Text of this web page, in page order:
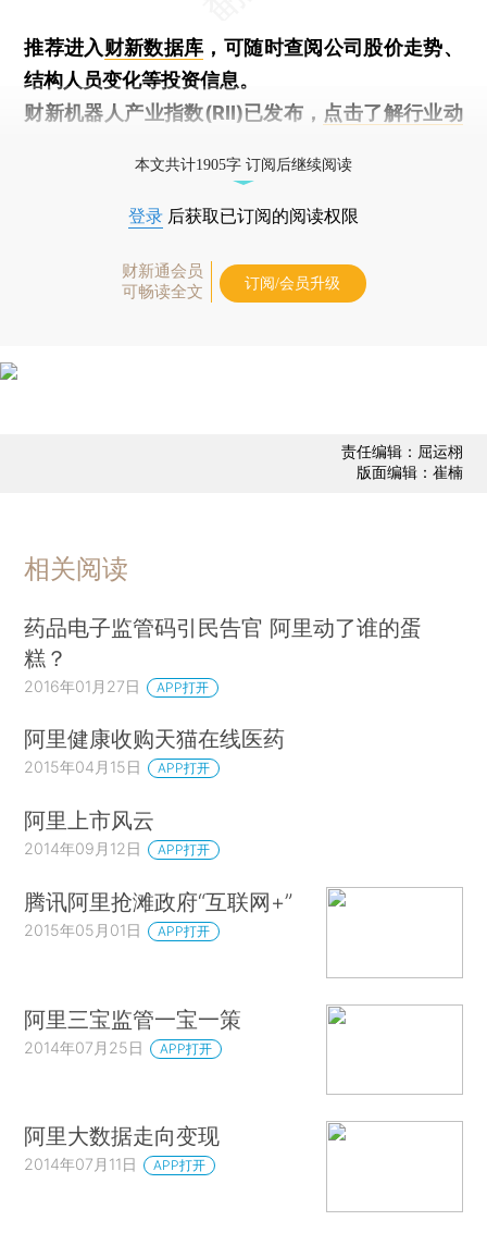
推荐进入财新数据库 ，可随时查阅公司股价走势、
结构人员变化等投资信息。
财新机器人产业指数(RII)已发布， 点击了解行业动
本文共计1905字 订阅后继续阅读
登录 后获取已订阅的阅读权限
财新通会员
可畅读全文
订阅/会员升级
责任编辑：屈运栩
版面编辑：崔楠
相关阅读
药品电子监管码引民告官 阿里动了谁的蛋
糕？
2016年01月27日 APP打开
阿里健康收购天猫在线医药
2015年04月15日 APP打开
阿里上市风云
2014年09月12日 APP打开
腾讯阿里抢滩政府“互联网+”
2015年05月01日 APP打开
阿里三宝监管一宝一策
2014年07月25日 APP打开
阿里大数据走向变现
2014年07月11日 APP打开